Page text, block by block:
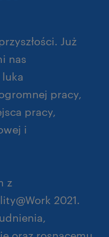
Już
nas
pracy,
pracy,
i
z
2021.